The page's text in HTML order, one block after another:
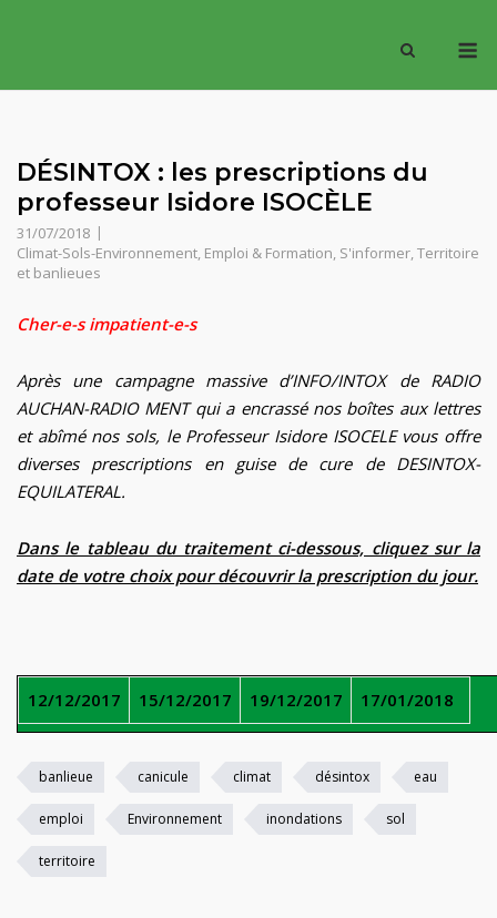
DÉSINTOX : les prescriptions du
professeur Isidore ISOCÈLE
31/07/2018
Climat-Sols-Environnement, Emploi & Formation, S'informer,Territoire
et banlieues
Cher-e-s impatient-e-s
Après une campagne massive d’INFO/INTOX de RADIO
AUCHAN-RADIO MENT qui a encrassé nos boîtes aux lettres
et abîmé nos sols, le Professeur Isidore ISOCELE vous offre
diverses prescriptions en guise de cure de DESINTOX-
EQUILATERAL.
Dans le tableau du traitement ci-dessous, cliquez sur la
date de votre choix pour découvrir la prescription du jour.
12/12/2017 15/12/2017 19/12/2017 17/01/2018
banlieue canicule climat désintox eau
emploi Environnement inondations sol
territoire